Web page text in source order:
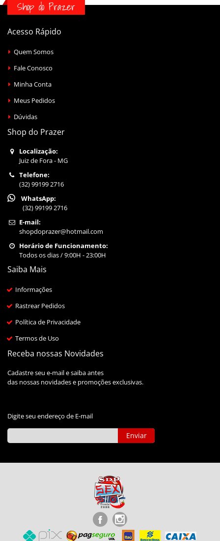
Shop do Prazer
Acesso Rápido
Quem Somos
Fale Conosco
Minha Conta
Meus Pedidos
Dúvidas
Shop do Prazer
Localização:
Juiz de Fora - MG
Telefone:
(32) 99199 2716
WhatsApp:
(32) 99199 2716
E-mail:
shopdoprazer@hotmail.com
Horário de Funcionamento:
Todos os dias / 9:00H - 23:00H
Saiba Mais
Informações
Rastrear Pedidos
Política de Privacidade
Termos de Uso
Receba nossas Novidades
Cadastre seu e-mail e saiba antes
das nossas novidades e promoções exclusivas.
Digite seu endereço de E-mail
Enviar